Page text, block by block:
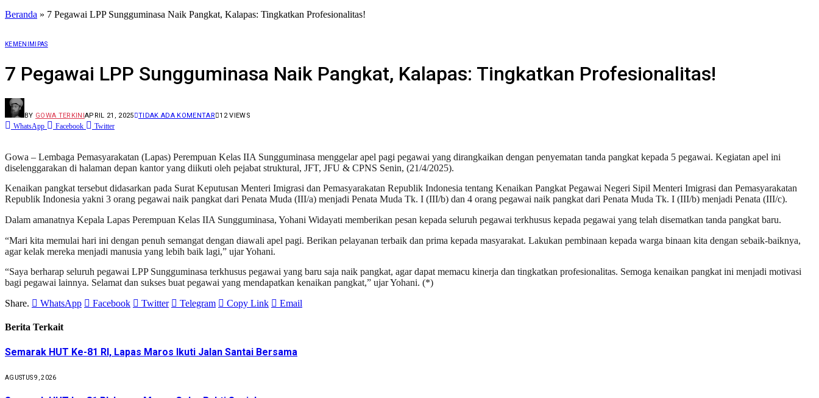
Beranda » 7 Pegawai LPP Sungguminasa Naik Pangkat, Kalapas: Tingkatkan Profesionalitas!
KEMENIMIPAS
7 Pegawai LPP Sungguminasa Naik Pangkat, Kalapas: Tingkatkan Profesionalitas!
BY GOWA TERKINIAPRIL 21, 2025 TIDAK ADA KOMENTAR 12VIEWS
WhatsApp Facebook Twitter
Gowa – Lembaga Pemasyarakatan (Lapas) Perempuan Kelas IIA Sungguminasa menggelar apel pagi pegawai yang dirangkaikan dengan penyematan tanda pangkat kepada 5 pegawai. Kegiatan apel ini
diselenggarakan di halaman depan kantor yang diikuti oleh pejabat struktural, JFT, JFU & CPNS Senin, (21/4/2025).
Kenaikan pangkat tersebut didasarkan pada Surat Keputusan Menteri Imigrasi dan Pemasyarakatan Republik Indonesia tentang Kenaikan Pangkat Pegawai Negeri Sipil Menteri Imigrasi dan Pemasyarakatan
Republik Indonesia yakni 3 orang pegawai naik pangkat dari Penata Muda (III/a) menjadi Penata Muda Tk. I (III/b) dan 4 orang pegawai naik pangkat dari Penata Muda Tk. I (III/b) menjadi Penata (III/c).
Dalam amanatnya Kepala Lapas Perempuan Kelas IIA Sungguminasa, Yohani Widayati memberikan pesan kepada seluruh pegawai terkhusus kepada pegawai yang telah disematkan tanda pangkat baru.
“Mari kita memulai hari ini dengan penuh semangat dengan diawali apel pagi. Berikan pelayanan terbaik dan prima kepada masyarakat. Lakukan pembinaan kepada warga binaan kita dengan sebaik-baiknya,
agar kelak mereka menjadi manusia yang lebih baik lagi,” ujar Yohani.
“Saya berharap seluruh pegawai LPP Sungguminasa terkhusus pegawai yang baru saja naik pangkat, agar dapat memacu kinerja dan tingkatkan profesionalitas. Semoga kenaikan pangkat ini menjadi motivasi
bagi pegawai lainnya. Selamat dan sukses buat pegawai yang mendapatkan kenaikan pangkat,” ujar Yohani. (*)
Share.
WhatsApp Facebook Twitter Telegram Copy Link Email
Berita Terkait
Semarak HUT Ke-81 RI, Lapas Maros Ikuti Jalan Santai Bersama
AGUSTUS 9, 2026